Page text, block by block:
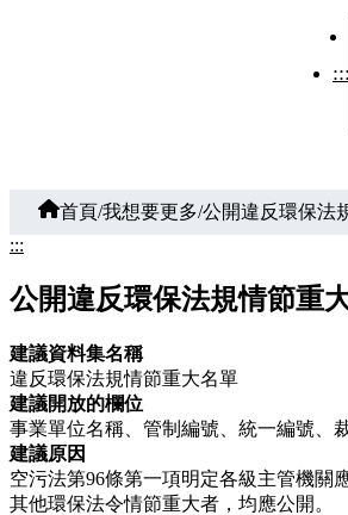
:::
首頁/我想要更多/公開違反環保法
:::
公開違反環保法規情節重
建議資料集名稱
違反環保法規情節重大名單
建議開放的欄位
事業單位名稱、管制編號、統一編號、
建議原因
空污法第96條第一項明定各級主管機關
其他環保法令情節重大者，均應公開。